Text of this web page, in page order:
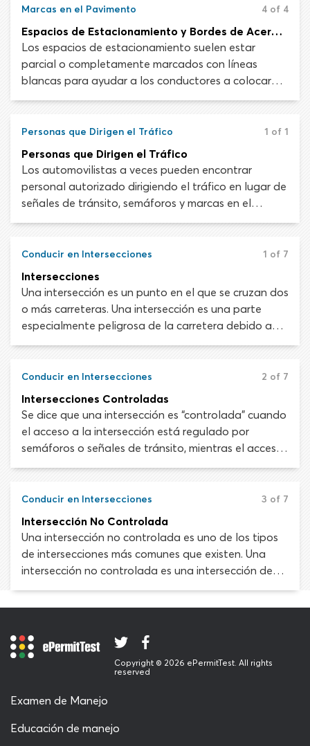
o advertir sobre un peligro a los usuarios de
carretera.
Marcas en el Pavimento 4 of 4
Espacios de Estacionamiento y Bordes de Acera Pintados
Los espacios de estacionamiento suelen estar
parcial o completamente marcados con líneas
blancas para ayudar a los conductores a colocar
sus vehículos. Las marcas permiten que la cantidad
mientras garantizan que haya un lugar seguro para
cada uno.
Personas que Dirigen el Tráfico 1 of 1
Personas que Dirigen el Tráfico
Los automovilistas a veces pueden encontrar
personal autorizado dirigiendo el tráfico en lugar de
señales de tránsito, semáforos y marcas en el
pavimento. Las personas autorizadas para dirigir el
construcción conocidos como “flaggers” y guardias
de cruce.
Conducir en Intersecciones 1 of 7
Intersecciones
Una intersección es un punto en el que se cruzan dos
o más carreteras. Una intersección es una parte
especialmente peligrosa de la carretera debido a
que las trayectorias de los vehículos pueden
choque. Según las estadísticas, los choques en
intersecciones, caminos de entrada y rampas de
acceso a las autopistas son el segundo tipo más
común de accidentes de tránsito solo después de
los golpes a un objeto inmóvil.
Conducir en Intersecciones 2 of 7
Intersecciones Controladas
Se dice que una intersección es “controlada” cuando
el acceso a la intersección está regulado por
semáforos o señales de tránsito, mientras el acceso
a una intersección no controlada está regulado solo
que los semáforos no resuelven totalmente los
conflictos de tráfico y debes aprender a combinar
los semáforos con las reglas de derecho de paso
para evitar situaciones peligrosas.
Conducir en Intersecciones 3 of 7
Intersección No Controlada
Una intersección no controlada es uno de los tipos
de intersecciones más comunes que existen. Una
intersección no controlada es una intersección de
carretera sin semáforos ni señales de tránsito que
Copyright © 2026 ePermitTest. All rights
reserved
Examen de Manejo
Educación de manejo